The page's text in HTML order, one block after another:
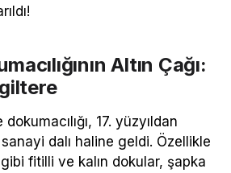
Altın Çağı:
17. yüzyıldan
dalı haline geldi. Özellikle
gibi fitilli ve kalın dokular, şapka